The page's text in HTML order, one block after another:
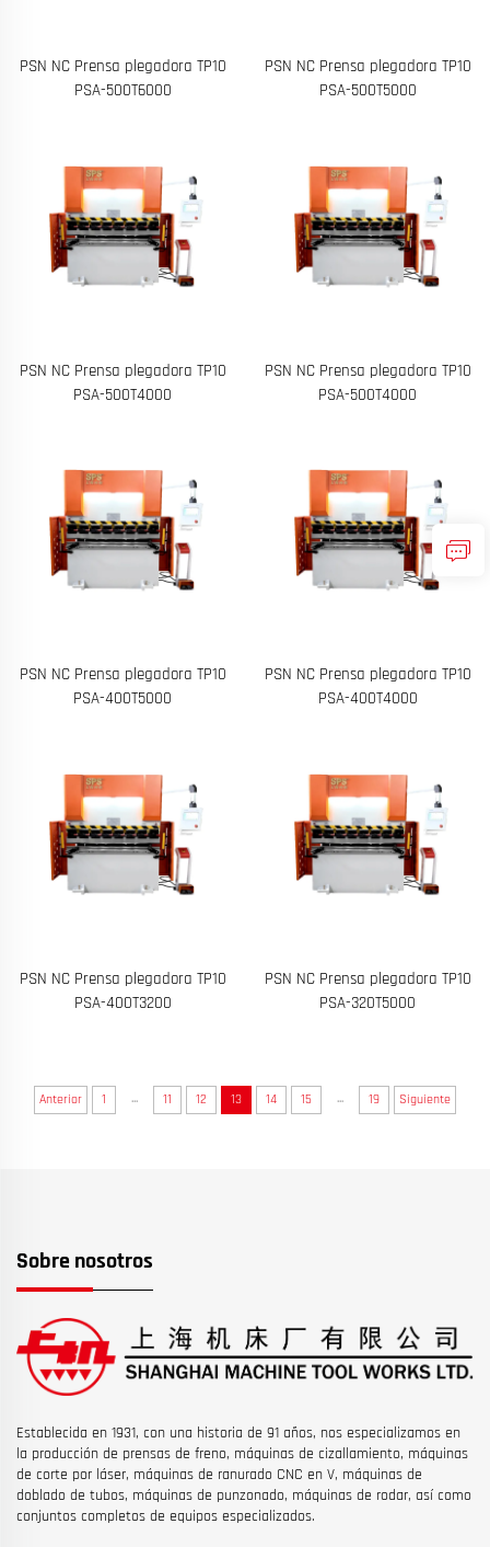
PSN NC Prensa plegadora TP10
PSA-500T6000
PSN NC Prensa plegadora TP10
PSA-500T5000
PSN NC Prensa plegadora TP10
PSA-500T4000
PSN NC Prensa plegadora TP10
PSA-500T4000
PSN NC Prensa plegadora TP10
PSA-400T5000
PSN NC Prensa plegadora TP10
PSA-400T4000
PSN NC Prensa plegadora TP10
PSA-400T3200
PSN NC Prensa plegadora TP10
PSA-320T5000
Anterior 1 ... 11 12 13 14 15 ... 19 Siguiente
Sobre nosotros
Establecida en 1931, con una historia de 91 años, nos especializamos en
la producción de prensas de freno, máquinas de cizallamiento, máquinas
de corte por láser, máquinas de ranurado CNC en V, máquinas de
doblado de tubos, máquinas de punzonado, máquinas de rodar, así como
conjuntos completos de equipos especializados.